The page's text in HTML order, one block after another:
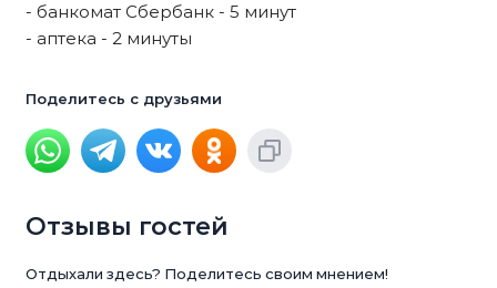
- банкомат Сбербанк - 5 минут
- аптека - 2 минуты
Поделитесь с друзьями
Отзывы гостей
Отдыхали здесь? Поделитесь своим мнением!